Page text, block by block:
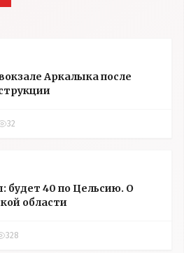
Аркалыка после
32
40 по Цельсию. О
области
328